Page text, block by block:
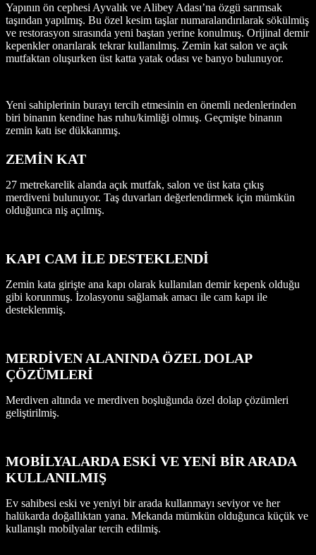
Yapının ön cephesi Ayvalık ve Alibey Adası’na özgü sarımsak
taşından yapılmış. Bu özel kesim taşlar numaralandırılarak sökülmüş
ve restorasyon sırasında yeni baştan yerine konulmuş. Orijinal demir
kepenkler onarılarak tekrar kullanılmış. Zemin kat salon ve açık
mutfaktan oluşurken üst katta yatak odası ve banyo bulunuyor.
Yeni sahiplerinin burayı tercih etmesinin en önemli nedenlerinden
biri binanın kendine has ruhu/kimliği olmuş. Geçmişte binanın
zemin katı ise dükkanmış.
ZEMİN KAT
27 metrekarelik alanda açık mutfak, salon ve üst kata çıkış
merdiveni bulunuyor. Taş duvarları değerlendirmek için mümkün
olduğunca niş açılmış.
KAPI CAM İLE DESTEKLENDİ
Zemin kata girişte ana kapı olarak kullanılan demir kepenk olduğu
gibi korunmuş. İzolasyonu sağlamak amacı ile cam kapı ile
desteklenmiş.
MERDİVEN ALANINDA ÖZEL DOLAP
ÇÖZÜMLERİ
Merdiven altında ve merdiven boşluğunda özel dolap çözümleri
geliştirilmiş.
MOBİLYALARDA ESKİ VE YENİ BİR ARADA
KULLANILMIŞ
Ev sahibesi eski ve yeniyi bir arada kullanmayı seviyor ve her
halükarda doğallıktan yana. Mekanda mümkün olduğunca küçük ve
kullanışlı mobilyalar tercih edilmiş.